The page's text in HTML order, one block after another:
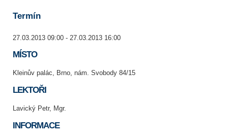
Termín
27.03.2013 09:00 - 27.03.2013 16:00
MÍSTO
Kleinův palác, Brno, nám. Svobody 84/15
LEKTOŘI
Lavický Petr, Mgr.
INFORMACE